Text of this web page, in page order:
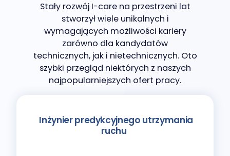
Stały rozwój I-care na przestrzeni lat
stworzył wiele unikalnych i
wymagających możliwości kariery
zarówno dla kandydatów
technicznych, jak i nietechnicznych. Oto
szybki przegląd niektórych z naszych
najpopularniejszych ofert pracy.
Inżynier predykcyjnego utrzymania
ruchu